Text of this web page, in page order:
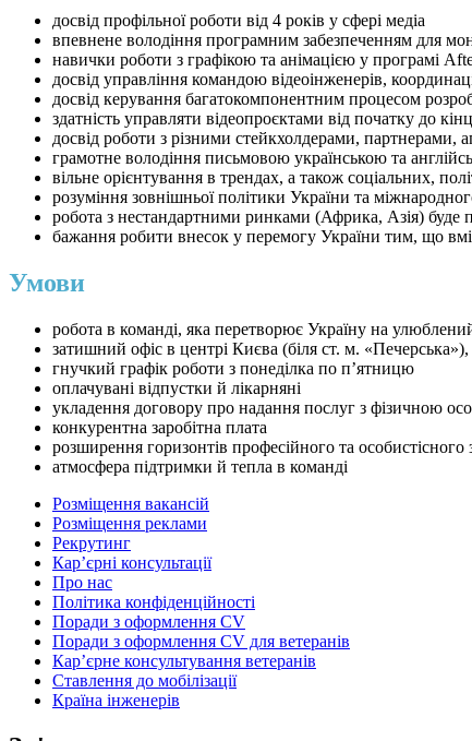
досвід профільної роботи від 4 років у сфері медіа
впевнене володіння програмним забезпеченням для
навички роботи з графікою та анімацією у програмі
досвід управління командою відеоінженерів,
досвід керування багатокомпонентним процесом
здатність управляти відеопроєктами від початку до
досвід роботи з різними стейкхолдерами, партнерами,
грамотне володіння письмовою українською та
вільне орієнтування в трендах, а також соціальних,
розуміння зовнішньої політики України та
робота з нестандартними ринками (Африка, Азія) буде
бажання робити внесок у перемогу України тим, що
Умови
робота в команді, яка перетворює Україну на
затишний офіс в центрі Києва (біля ст. м.
гнучкий графік роботи з понеділка по п’ятницю
оплачувані відпустки й лікарняні
укладення договору про надання послуг з фізичною
конкурентна заробітна плата
розширення горизонтів професійного та особистісного
атмосфера підтримки й тепла в команді
Розміщення вакансій
Розміщення реклами
Рекрутинг
Карʼєрні консультації
Про нас
Політика конфіденційності
Поради з оформлення CV
Поради з оформлення CV для ветеранів
Карʼєрне консультування ветеранів
Ставлення до мобілізації
Країна інженерів